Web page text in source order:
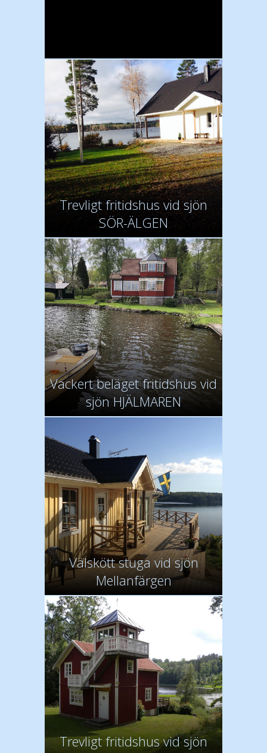
Trevligt fritidshus vid sjön
SÖR-ÄLGEN
Vackert beläget fritidshus vid
sjön HJÄLMAREN
Välskött stuga vid sjön
Mellanfärgen
Trevligt fritidshus vid sjön